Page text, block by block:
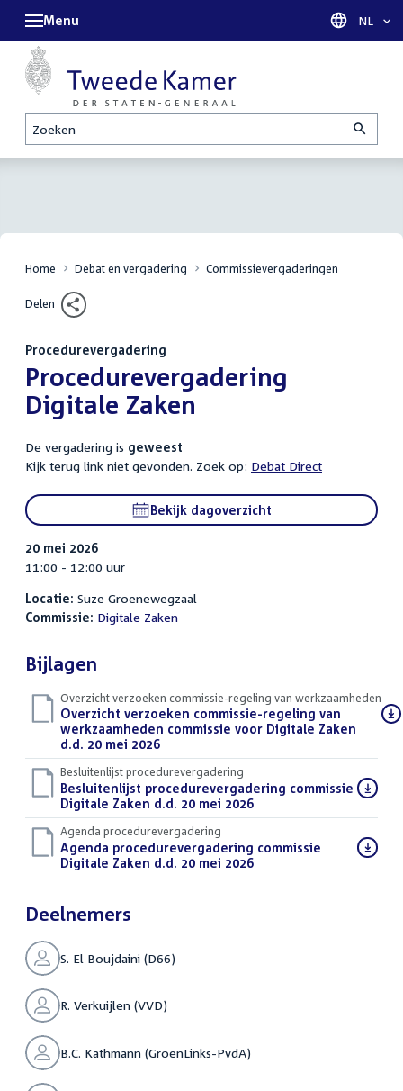
Zoeken
Menu Taal
NL
Home Debat en vergadering Commissievergaderingen
Delen
Procedurevergadering
:Procedurevergadering
Digitale Zaken
De vergadering is geweest
Kijk terug link niet gevonden. Zoek op: Debat Direct
Bekijk dagoverzicht
20 mei 2026
11:00 - 12:00 uur
Locatie: Suze Groenewegzaal
Commissie: Digitale Zaken
Bijlagen
Overzicht verzoeken commissie-regeling van werkzaamheden
Download
bestand:
Overzicht verzoeken commissie-regeling van
werkzaamheden commissie voor Digitale Zaken
d.d. 20 mei 2026(PDF)
Besluitenlijst procedurevergadering
Download
bestand:
Besluitenlijst procedurevergadering commissie
Digitale Zaken d.d. 20 mei 2026(PDF)
Agenda procedurevergadering
Download
bestand:
Agenda procedurevergadering commissie
Digitale Zaken d.d. 20 mei 2026(PDF)
Deelnemers
S. El Boujdaini (D66)
R. Verkuijlen (VVD)
B.C. Kathmann (GroenLinks-PvdA)